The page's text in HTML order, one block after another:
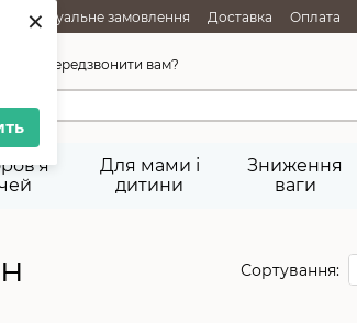
×
Індивідуальне замовлення Доставка Оплата
Публічна оферта
29 Передзвонити вам?
Для мами і
дитини
Зниження
ваги
Сортування: